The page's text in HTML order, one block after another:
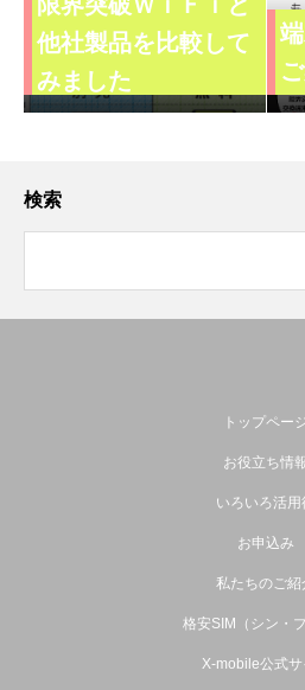
他社製品を比較して
みました
検索
トップペー
お役立ち情
いろいろ活用
お申込み
私たちのご紹
格安SIM（シン・プ
X-mobile公式サ